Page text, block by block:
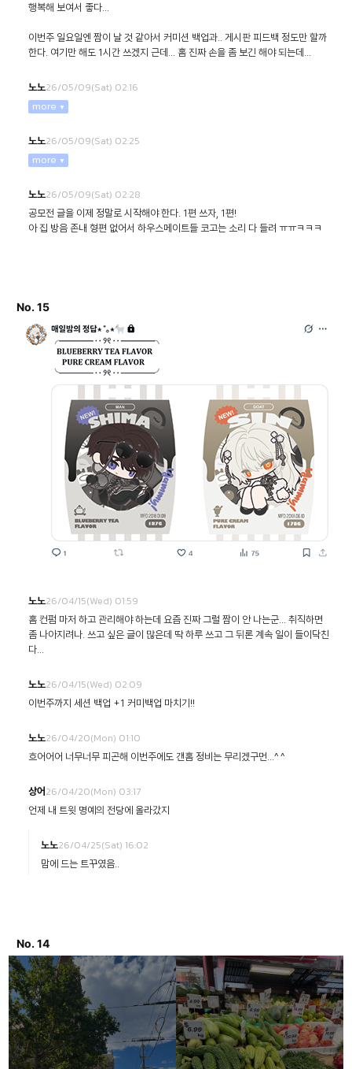
행복해 보여서 좋다...
이번주 일요일엔 짬이 날 것 같아서 커미션 백업과.. 게시판 피드백 정도만 할까
한다. 여기만 해도 1시간 쓰겠지 근데... 홈 진짜 손을 좀 보긴 해야 되는데...
노노26/05/09(Sat) 02:16
more
노노26/05/09(Sat) 02:25
more
노노26/05/09(Sat) 02:28
공모전 글을 이제 정말로 시작해야 한다. 1편 쓰자, 1편!
아 집 방음 존내 형편 없어서 하우스메이트들 코고는 소리 다 들려 ㅠㅠㅋㅋㅋ
No. 15
노노26/04/15(Wed) 01:59
홈 컨펌 마저 하고 관리해야 하는데 요즘 진짜 그럴 짬이 안 나는군... 취직하면
좀 나아지려나. 쓰고 싶은 글이 많은데 딱 하루 쓰고 그 뒤론 계속 일이 들이닥친
다...
노노26/04/15(Wed) 02:09
이번주까지 세션 백업 +1 커미백업 마치기!!
노노26/04/20(Mon) 01:10
흐어어어 너무너무 피곤해 이번주에도 갠홈 정비는 무리겠구먼...^ ^
상어 26/04/20(Mon) 03:17
언제 내 트윗 명예의 전당에 올라갔지
노노26/04/25(Sat) 16:02
맘에 드는 트꾸였음..
No. 14